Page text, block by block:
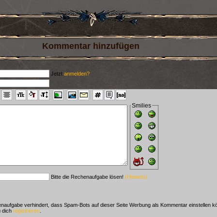
Kommentar hinzufügen
Jetzt anmelden?
Smilies
Bitte die Rechenaufgabe lösen! (Hinweis)
verhindert, dass Spam-Bots auf dieser Seite Werbung als Kommentar einstellen
dich registrieren